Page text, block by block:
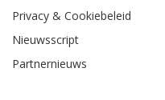
Privacy & Cookiebeleid
Nieuwsscript
Partnernieuws